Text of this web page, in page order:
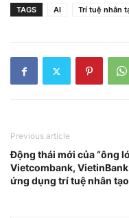
TAGS AI Trí tuệ nhân
Previous article
Động thái mới của “ông
Vietcombank,
ứng dụng trí tuệ nhân